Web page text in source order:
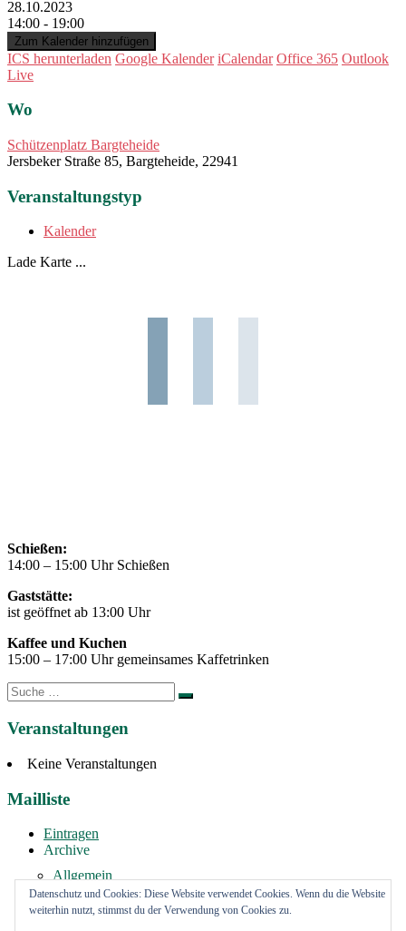
28.10.2023
14:00 - 19:00
Zum Kalender hinzufügen
ICS herunterladen Google Kalender iCalendar Office 365 Outlook
Live
Wo
Schützenplatz Bargteheide
Jersbeker Straße 85, Bargteheide, 22941
Veranstaltungstyp
Kalender
Lade Karte ...
Schießen:
14:00 – 15:00 Uhr Schießen
Gaststätte:
ist geöffnet ab 13:00 Uhr
Kaffee und Kuchen
15:00 – 17:00 Uhr gemeinsames Kaffetrinken
Suche
nach:
Veranstaltungen
Keine Veranstaltungen
Mailliste
Eintragen
Archive
Allgemein
Vermietung
Datenschutz und Cookies: Diese Website verwendet Cookies. Wenn du die Website
weiterhin nutzt, stimmst du der Verwendung von Cookies zu.